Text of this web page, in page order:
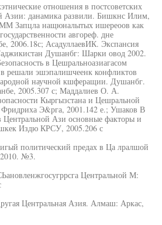
отношения в постсоветских
Азии: данамика развили. Бишкнс Илим,
Запцла нащюналытых ишереоов как
авгореф. дне
2006.18с; АсадуллаевИК. Экспансия
Душанбг: Шарки овод 2002.
в Цешральноазиагасом
решали эшэпалишчеенк конфликтов
научной кшферащии. Душанбг.
2005.307 с; Маддалиев О. А.
Кыргызстана и Цешральной
Э&рга, 2001.142 е.; Ушаков В
Ази основные факторы и
Издю КРСУ, 2005.206 с
политический предах в Ца лралшой
№3.
Центральной М:
Центральная Азия. Алмаш: Аркас,